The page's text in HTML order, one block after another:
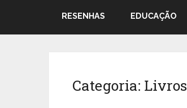
RESENHAS EDUCAÇÃO
Categoria: Livros